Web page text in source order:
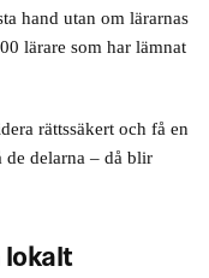
hand utan om lärarnas
lärare som har lämnat
rättssäkert och få en
delarna – då blir
lokalt